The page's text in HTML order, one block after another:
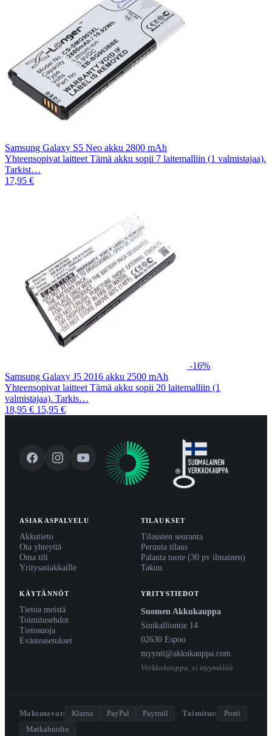
Samsung Galaxy S5 Neo akku 2800 mAh
Yhteensopivat laitteet Tämä akku sopii 7 laitemalliin (1 valmistajaa).
Tarkist…
17,95 €
-16%
Samsung Galaxy J5 2016 akku 2500 mAh
Yhteensopivat laitteet Tämä akku sopii 20 laitemalliin (1
valmistajaa). Tarkis…
18,95 € 15,95 €
ASIAKASPALVELU
Akkutieto
Ota yhteyttä
Oma tili
Yritysasiakkaille
TILAUKSET
Tilausten seuranta
Peruuta tilaus
Palauta tuote (30 pv ilmainen)
Takuu
KÄYTÄNNÖT
Tietoa meistä
Toimitusehdot
Tietosuoja
Evästeasetukset
YRITYSTIEDOT
Suomen Akkukauppa
Sinikalliontie 14
02630 Espoo
myynti@akkukauppa.com
Verkkokauppa, ei myymälää
Maksutavat: Klarna PayPal Paytrail · Toimitus:
Posti
Matkahuolto